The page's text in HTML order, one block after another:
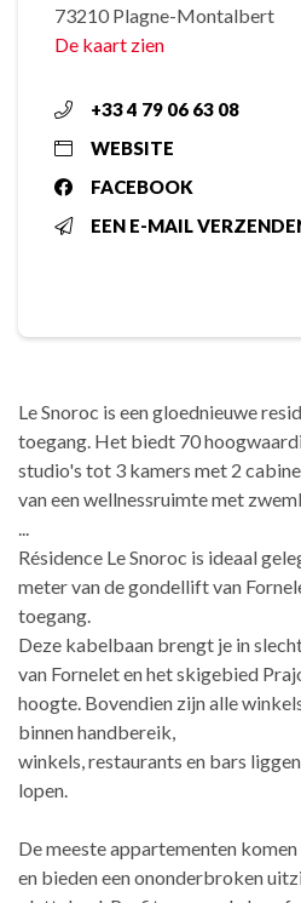
73210 Plagne-Montalbert
De kaart zien
+33 4 79 06 63 08
WEBSITE
FACEBOOK
EEN E-MAIL
Le Snoroc is een gloednieuwe
toegang. Het biedt 70
studio's tot 3 kamers met 2
van een wellnessruimte met
...
Résidence Le Snoroc is ideaal
meter van de gondellift van
toegang.
Deze kabelbaan brengt je in
van Fornelet en het skigebied
hoogte. Bovendien zijn alle
binnen handbereik,
winkels, restaurants en bars
lopen.
De meeste appartementen
en bieden een ononderbroken